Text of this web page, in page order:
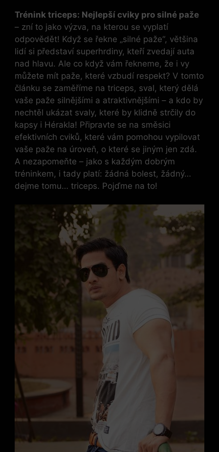
Trénink triceps: Nejlepší cviky pro silné paže
– zní to jako výzva, na kterou se ‍vyplatí
odpovědět! Když se⁤ řekne „silné paže“, většina
lidí si představí superhrdiny, ⁢kteří zvedají auta
nad hlavu. Ale co když vám řekneme, že i vy
můžete mít paže, které vzbudí respekt? V tomto
článku se zaměříme ​na triceps, sval, který dělá
vaše paže silnějšími a atraktivnějšími ⁣– a kdo by
nechtěl ukázat svaly, které by​ klidně strčily do
kapsy i Hérakla! Připravte se‍ na směsici​
efektivních ‍cviků, které vám pomohou vypilovat
vaše paže na úroveň, ​o které se ​jiným jen zdá.
A nezapomeňte – jako s každým dobrým
tréninkem, i tady platí: žádná bolest, ⁤žádný…
dejme tomu…⁣ triceps. Pojďme na to!